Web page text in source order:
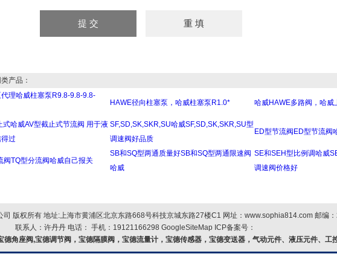
产品：
代理哈威柱塞泵R9.8-9.8-9.8-
HAWE径向柱塞泵，哈威柱塞泵R1.0* 哈威HAWE多路阀，哈威
式哈威AV型截止式节流阀 用于液
过
SF,SD,SK,SKR,SU哈威SF,SD,SK,SKR,SU型
调速阀好品质
ED型节流阀ED型节流阀
阀TQ型分流阀哈威自己报关
SB和SQ型两通质量好SB和SQ型两通限速阀
哈威
SE和SEH型比例调哈威
调速阀价格好
版权所有 地址:上海市黄浦区北京东路668号科技京城东路27楼C1 网址： www.sophia814.com邮编
联系人：许丹丹 电话： 手机：19121166298 GoogleSiteMap ICP备案号：
德角座阀,宝德调节阀，宝德隔膜阀，宝德流量计，宝德传感器，宝德变送器，气动元件、液压元件、工